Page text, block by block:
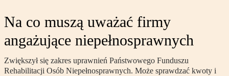
Na co muszą uważać firmy
angażujące niepełnosprawnych
Zwiększył się zakres uprawnień Państwowego Funduszu
Rehabilitacji Osób Niepełnosprawnych. Może sprawdzać kwoty i